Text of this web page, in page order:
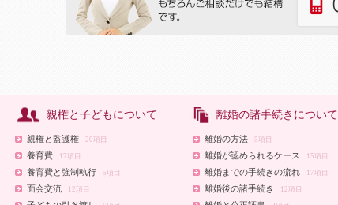
親権と子どもについて
親権と監護権 20項目
養育費 17項目
養育費と強制執行 5項目
面会交流 12項目
離婚の諸手続きについて
離婚の方法 5項目
離婚が認められるケース 15項目
離婚までの手続きの流れ 17項目
離婚後の諸手続き 12項目